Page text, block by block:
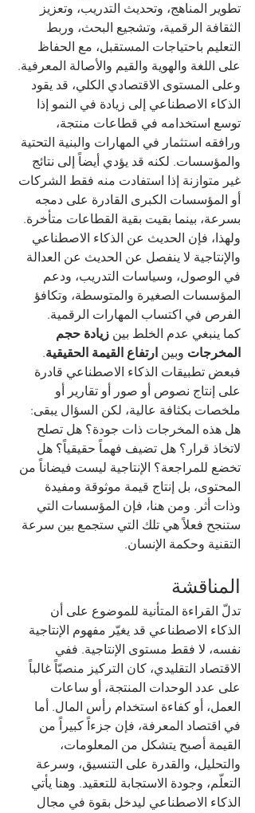
تطوير المناهج، وتحديث التدريب، وتعزيز
الثقافة الرقمية، وتشجيع البحث، وربط
التعليم باحتياجات المستقبل، مع الحفاظ
على اللغة والهوية والقيم والأصالة المعرفية.
وعلى المستوى الاقتصادي الكلي، قد يقود
الذكاء الاصطناعي إلى زيادة في النمو إذا
توسع استخدامه في قطاعات منتجة،
ورافقه استثمار في المهارات والبنية التحتية
والمؤسسات. لكنه قد يؤدي أيضاً إلى نتائج
غير متوازنة إذا استفادت منه فقط الشركات
أو المؤسسات الكبرى القادرة على دمجه
بسرعة، بينما بقيت بقية القطاعات متأخرة.
ولهذا، فإن الحديث عن الذكاء الاصطناعي
والإنتاجية لا ينفصل عن الحديث عن العدالة
في الوصول، وسياسات التدريب، ودعم
المؤسسات الصغيرة والمتوسطة، وتكافؤ
الفرص في اكتساب المهارات الرقمية.
كما ينبغي عدم الخلط بين زيادة حجم
المخرجات وبين ارتفاع القيمة الحقيقية.
فبعض تطبيقات الذكاء الاصطناعي قادرة
على إنتاج نصوص أو صور أو تقارير أو
ملخصات بكثافة عالية، لكن السؤال يبقى:
هل هذه المخرجات ذات جودة؟ هل تصلح
لاتخاذ قرار؟ هل تضيف فهماً حقيقياً؟ هل
تخضع للمراجعة؟ الإنتاجية ليست فيضاناً من
المحتوى، بل إنتاج قيمة موثوقة ومفيدة
وذات أثر. ومن هنا، فإن المؤسسات التي
ستنجح فعلاً هي تلك التي ستجمع بين سرعة
التقنية وحكمة الإنسان.
المناقشة
تدلّ القراءة المتأنية للموضوع على أن
الذكاء الاصطناعي قد يغيّر مفهوم الإنتاجية
نفسه، لا فقط مستوى الإنتاجية. ففي
الاقتصاد التقليدي، كان التركيز منصبّاً غالباً
على عدد الوحدات المنتجة، أو ساعات
العمل، أو كفاءة استخدام رأس المال. أما
في اقتصاد المعرفة، فإن جزءاً كبيراً من
القيمة أصبح يتشكل من المعلومات،
والتحليل، والقدرة على التنسيق، وسرعة
التعلّم، وجودة الاستجابة للتعقيد. وهنا يأتي
الذكاء الاصطناعي ليدخل بقوة في مجال